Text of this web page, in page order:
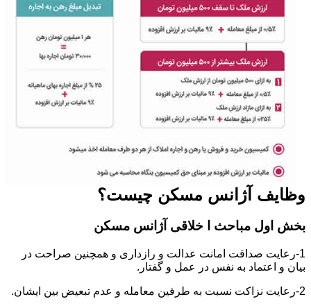
وظایف آژانس مسکن چیست؟
بخش اول مباحث ا خلاقی آژانس مسکن
1-رعایت صداقت امانت عدالت و رازداری و همچنین صراحت در
بیان و اعتماد به نفس در عمل و گفتار.
2-رعایت نزاکت نسبت به طرفین معامله و عدم تبعیض بین ایشان.